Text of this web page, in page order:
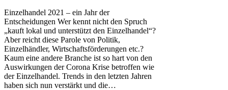
Einzelhandel 2021 – ein Jahr der
Entscheidungen Wer kennt nicht den Spruch
„kauft lokal und unterstützt den Einzelhandel“?
Aber reicht diese Parole von Politik,
Einzelhändler, Wirtschaftsförderungen etc.?
Kaum eine andere Branche ist so hart von den
Auswirkungen der Corona Krise betroffen wie
der Einzelhandel. Trends in den letzten Jahren
haben sich nun verstärkt und die…